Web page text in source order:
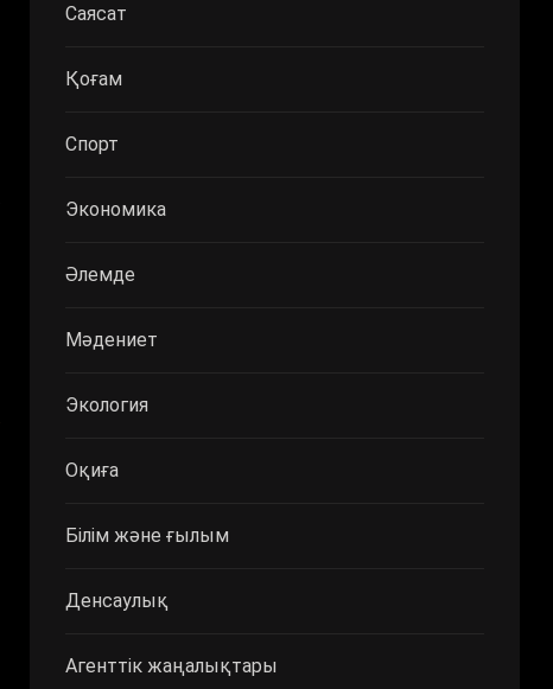
Саясат
Қоғам
Спорт
Экономика
Әлемде
Мәдениет
Экология
Оқиға
Білім және ғылым
Денсаулық
Агенттік жаңалықтары